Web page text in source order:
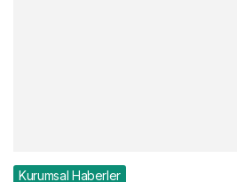
Kurumsal Haberler